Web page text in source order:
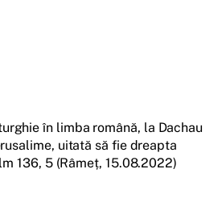
în limba română, la Dachau
uitată să fie dreapta
136, 5 (Râmeț, 15.08.2022)